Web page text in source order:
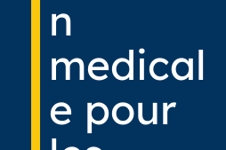
n
medical
e pour